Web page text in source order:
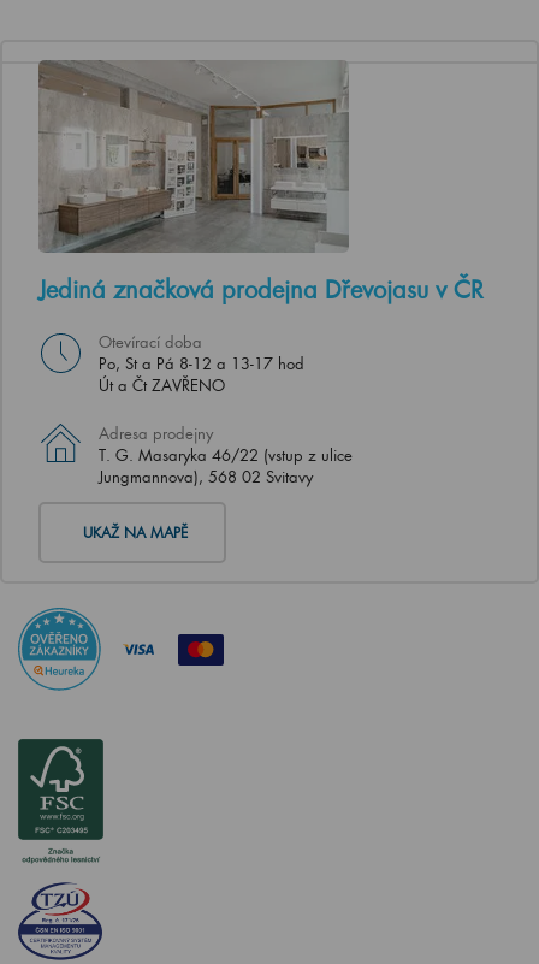
Jediná značková prodejna Dřevojasu v ČR
Otevírací doba
Po, St a Pá 8-12 a 13-17 hod
Út a Čt ZAVŘENO
Adresa prodejny
T. G. Masaryka 46/22 (vstup z ulice
Jungmannova), 568 02 Svitavy
UKAŽ NA MAPĚ